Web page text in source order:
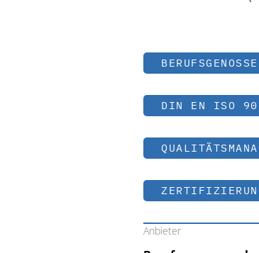
DIN EN ISO
Anbieter